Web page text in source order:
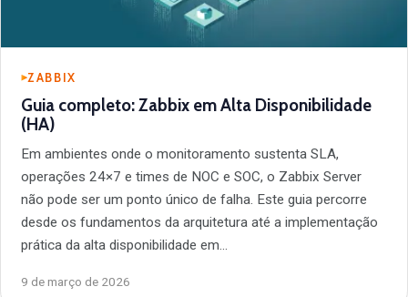
ZABBIX
Guia completo: Zabbix em Alta Disponibilidade
(HA)
Em ambientes onde o monitoramento sustenta SLA,
operações 24×7 e times de NOC e SOC, o Zabbix Server
não pode ser um ponto único de falha. Este guia percorre
desde os fundamentos da arquitetura até a implementação
prática da alta disponibilidade em…
9 de março de 2026